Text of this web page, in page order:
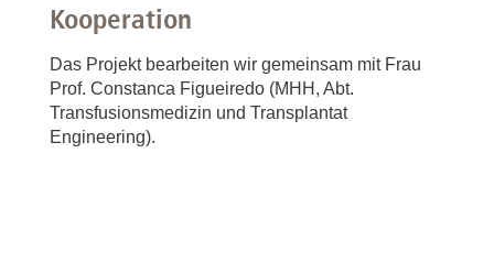
Kooperation
Das Projekt bearbeiten wir gemeinsam mit Frau
Prof. Constanca Figueiredo (MHH, Abt.
Transfusionsmedizin und Transplantat
Engineering).